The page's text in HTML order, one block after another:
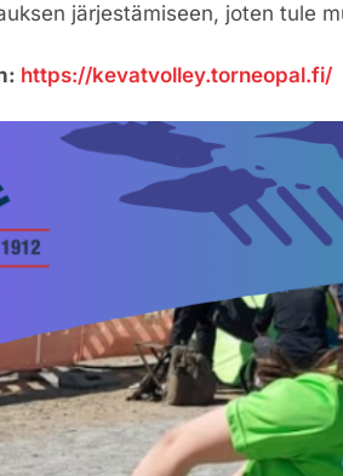
järjestämiseen, joten tule
https://kevatvolley.torneopal.fi/